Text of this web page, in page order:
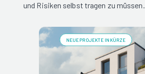
und Risiken selbst tragen zu müssen.
NEUE PROJEKTE IN KÜRZE